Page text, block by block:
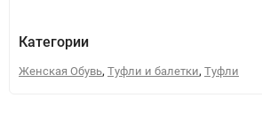
Категории
Женская Обувь, Туфли и балетки, Туфли